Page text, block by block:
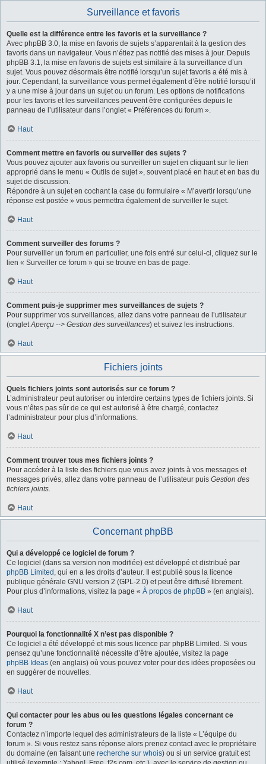
Surveillance et favoris
Quelle est la différence entre les favoris et la surveillance ?
Avec phpBB 3.0, la mise en favoris de sujets s’apparentait à la gestion des
favoris dans un navigateur. Vous n’étiez pas notifié des mises à jour. Depuis
phpBB 3.1, la mise en favoris de sujets est similaire à la surveillance d’un
sujet. Vous pouvez désormais être notifié lorsqu’un sujet favoris a été mis à
jour. Cependant, la surveillance vous permet également d’être notifié lorsqu’il
y a une mise à jour dans un sujet ou un forum. Les options de notifications
pour les favoris et les surveillances peuvent être configurées depuis le
panneau de l’utilisateur dans l’onglet « Préférences du forum ».
Haut
Comment mettre en favoris ou surveiller des sujets ?
Vous pouvez ajouter aux favoris ou surveiller un sujet en cliquant sur le lien
approprié dans le menu « Outils de sujet », souvent placé en haut et en bas du
sujet de discussion.
Répondre à un sujet en cochant la case du formulaire « M’avertir lorsqu’une
réponse est postée » vous permettra également de surveiller le sujet.
Haut
Comment surveiller des forums ?
Pour surveiller un forum en particulier, une fois entré sur celui-ci, cliquez sur le
lien « Surveiller ce forum » qui se trouve en bas de page.
Haut
Comment puis-je supprimer mes surveillances de sujets ?
Pour supprimer vos surveillances, allez dans votre panneau de l’utilisateur
(ongletAperçu --> Gestion des surveillances) et suivez les instructions.
Haut
Fichiers joints
Quels fichiers joints sont autorisés sur ce forum ?
L’administrateur peut autoriser ou interdire certains types de fichiers joints. Si
vous n’êtes pas sûr de ce qui est autorisé à être chargé, contactez
l’administrateur pour plus d’informations.
Haut
Comment trouver tous mes fichiers joints ?
Pour accéder à la liste des fichiers que vous avez joints à vos messages et
messages privés, allez dans votre panneau de l’utilisateur puis Gestion des
fichiers joints.
Haut
Concernant phpBB
Qui a développé ce logiciel de forum ?
Ce logiciel (dans sa version non modifiée) est développé et distribué par
phpBB Limited , qui en a les droits d’auteur. Il est publié sous la licence
publique générale GNU version 2 (GPL-2.0) et peut être diffusé librement.
Pour plus d’informations, visitez la page « À propos de phpBB » (en anglais).
Haut
Pourquoi la fonctionnalité X n’est pas disponible ?
Ce logiciel a été développé et mis sous licence par phpBB Limited. Si vous
pensez qu’une fonctionnalité nécessite d’être ajoutée, visitez la page
phpBB Ideas (en anglais) où vous pouvez voter pour des idées proposées ou
en suggérer de nouvelles.
Haut
Qui contacter pour les abus ou les questions légales concernant ce
forum ?
Contactez n’importe lequel des administrateurs de la liste « L’équipe du
forum ». Si vous restez sans réponse alors prenez contact avec le propriétaire
du domaine (en faisant une recherche sur whois) ou si un service gratuit est